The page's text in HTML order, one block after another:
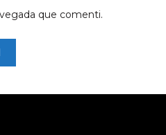
que comenti.